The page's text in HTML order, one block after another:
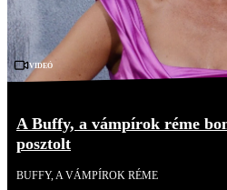
Videó
A Buffy, a vámpírok réme
posztolt
BUFFY, A VÁMPÍROK RÉME